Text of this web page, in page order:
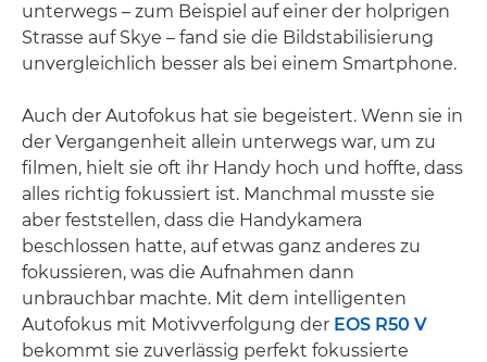
unterwegs – zum Beispiel auf einer der holprigen
Strasse auf Skye – fand sie die Bildstabilisierung
unvergleichlich besser als bei einem Smartphone.
Auch der Autofokus hat sie begeistert. Wenn sie in
der Vergangenheit allein unterwegs war, um zu
filmen, hielt sie oft ihr Handy hoch und hoffte, dass
alles richtig fokussiert ist. Manchmal musste sie
aber feststellen, dass die Handykamera
beschlossen hatte, auf etwas ganz anderes zu
fokussieren, was die Aufnahmen dann
unbrauchbar machte. Mit dem intelligenten
Autofokus mit Motivverfolgung der EOS R50 V
bekommt sie zuverlässig perfekt fokussierte